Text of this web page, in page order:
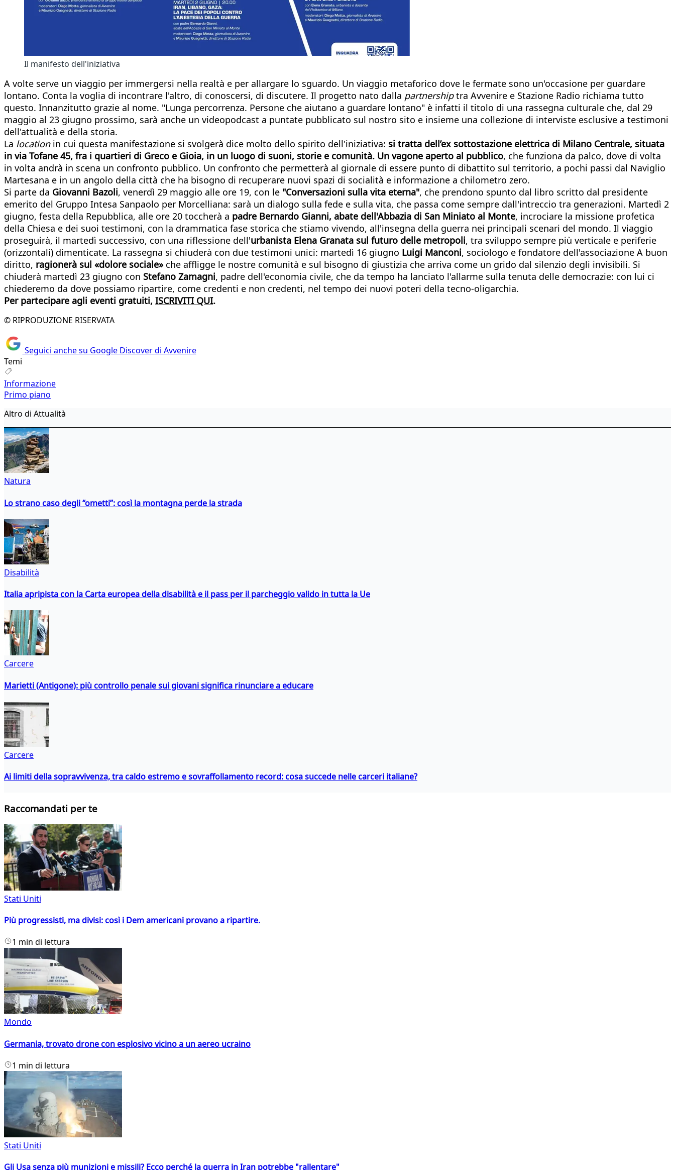
Il manifesto dell'iniziativa
A volte serve un viaggio per immergersi nella realtà e per allargare lo sguardo. Un viaggio metaforico dove le fermate sono un'occasione per guardare
lontano. Conta la voglia di incontrare l'altro, di conoscersi, di discutere. Il progetto nato dalla partnershiptra Avvenire e Stazione Radio richiama tutto
questo. Innanzitutto grazie al nome. "Lunga percorrenza. Persone che aiutano a guardare lontano" è infatti il titolo di una rassegna culturale che, dal 29
maggio al 23 giugno prossimo, sarà anche un videopodcast a puntate pubblicato sul nostro sito e insieme una collezione di interviste esclusive a testimoni
dell'attualità e della storia.
La locationin cui questa manifestazione si svolgerà dice molto dello spirito dell'iniziativa: si tratta dell’ex sottostazione elettrica di Milano Centrale, situata
in via Tofane 45, fra i quartieri di Greco e Gioia, in un luogo di suoni, storie e comunità. Un vagone aperto al pubblico, che funziona da palco, dove di volta
in volta andrà in scena un confronto pubblico. Un confronto che permetterà al giornale di essere punto di dibattito sul territorio, a pochi passi dal Naviglio
Martesana e in un angolo della città che ha bisogno di recuperare nuovi spazi di socialità e informazione a chilometro zero.
Si parte da Giovanni Bazoli, venerdì 29 maggio alle ore 19, con le "Conversazioni sulla vita eterna", che prendono spunto dal libro scritto dal presidente
emerito del Gruppo Intesa Sanpaolo per Morcelliana: sarà un dialogo sulla fede e sulla vita, che passa come sempre dall'intreccio tra generazioni. Martedì 2
giugno, festa della Repubblica, alle ore 20 toccherà a padre Bernardo Gianni, abate dell'Abbazia di San Miniato al Monte, incrociare la missione profetica
della Chiesa e dei suoi testimoni, con la drammatica fase storica che stiamo vivendo, all'insegna della guerra nei principali scenari del mondo. Il viaggio
proseguirà, il martedì successivo, con una riflessione dell'urbanista Elena Granata sul futuro delle metropoli, tra sviluppo sempre più verticale e periferie
(orizzontali) dimenticate. La rassegna si chiuderà con due testimoni unici: martedì 16 giugno Luigi Manconi, sociologo e fondatore dell'associazione A buon
diritto, ragionerà sul «dolore sociale» che affligge le nostre comunità e sul bisogno di giustizia che arriva come un grido dal silenzio degli invisibili. Si
chiuderà martedì 23 giugno con Stefano Zamagni, padre dell'economia civile, che da tempo ha lanciato l'allarme sulla tenuta delle democrazie: con lui ci
chiederemo da dove possiamo ripartire, come credenti e non credenti, nel tempo dei nuovi poteri della tecno-oligarchia.
Per partecipare agli eventi gratuiti, ISCRIVITI QUI.
© RIPRODUZIONE RISERVATA
Seguici anche su Google Discover di Avvenire
Temi
Informazione
Primo piano
Altro di Attualità
Natura
Lo strano caso degli “ometti”: così la montagna perde la strada
Disabilità
Italia apripista con la Carta europea della disabilità e il pass per il parcheggio valido in tutta la Ue
Carcere
Marietti (Antigone): più controllo penale sui giovani significa rinunciare a educare
Carcere
Ai limiti della sopravvivenza, tra caldo estremo e sovraffollamento record: cosa succede nelle carceri italiane?
Raccomandati per te
Stati Uniti
Più progressisti, ma divisi: così i Dem americani provano a ripartire.
1 min di lettura
Mondo
Germania, trovato drone con esplosivo vicino a un aereo ucraino
1 min di lettura
Stati Uniti
Gli Usa senza più munizioni e missili? Ecco perché la guerra in Iran potrebbe "rallentare"